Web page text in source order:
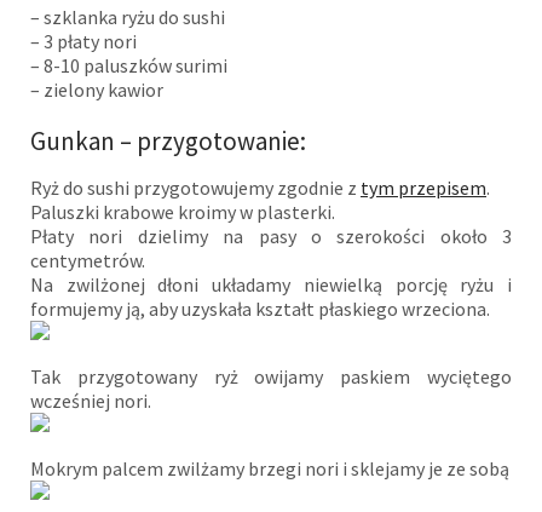
– szklanka ryżu do sushi
– 3 płaty nori
– 8-10 paluszków surimi
– zielony kawior
Gunkan – przygotowanie:
Ryż do sushi przygotowujemy zgodnie z tym przepisem.
Paluszki krabowe kroimy w plasterki.
Płaty nori dzielimy na pasy o szerokości około 3
centymetrów.
Na zwilżonej dłoni układamy niewielką porcję ryżu i
formujemy ją, aby uzyskała kształt płaskiego wrzeciona.
Tak przygotowany ryż owijamy paskiem wyciętego
wcześniej nori.
Mokrym palcem zwilżamy brzegi nori i sklejamy je ze sobą